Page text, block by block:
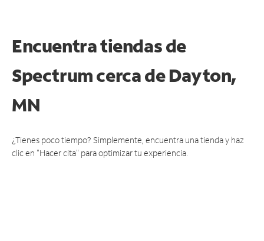
Encuentra tiendas de
Spectrum cerca deDayton,
MN
¿Tienes poco tiempo? Simplemente, encuentra una tienda y haz
clic en "Hacer cita" para optimizar tu experiencia.